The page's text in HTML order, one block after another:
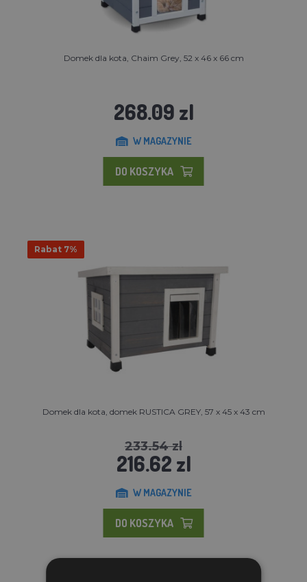
Domek dla kota, Chaim Grey, 52 x 46 x 66 cm
268.09 zl
W MAGAZYNIE
DO KOSZYKA
Rabat 7%
Domek dla kota, domek RUSTICA GREY, 57 x 45 x 43 cm
233.54 zl
216.62 zl
W MAGAZYNIE
DO KOSZYKA